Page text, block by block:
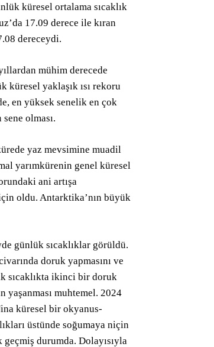
küresel ortalama sıcaklık
17.09 derece ile kıran
dereceydi.
mühim derecede
küresel yaklaşık ısı rekoru
en yüksek senelik en çok
olması.
yaz mevsimine muadil
yarımkürenin genel küresel
ani artışa
oldu. Antarktika’nın büyük
günlük sıcaklıklar görüldü.
doruk yapmasını ve
sıcaklıkta ikinci bir doruk
yaşanması muhtemel. 2024
küresel bir okyanus-
üstünde soğumaya niçin
geçmiş durumda. Dolayısıyla